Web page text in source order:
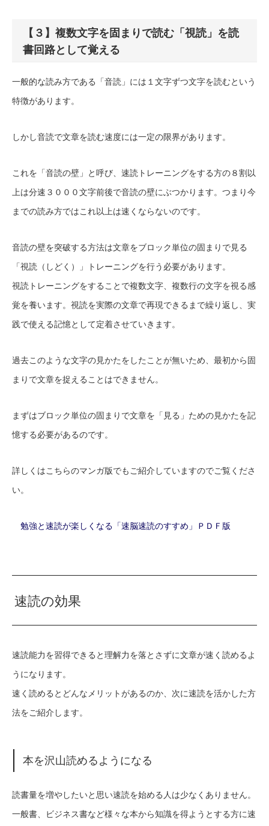
【３】複数文字を固まりで読む「視読」を読
書回路として覚える
一般的な読み方である「音読」には１文字ずつ文字を読むという
特徴があります。
しかし音読で文章を読む速度には一定の限界があります。
これを「音読の壁」と呼び、速読トレーニングをする方の８割以
上は分速３０００文字前後で音読の壁にぶつかります。つまり今
までの読み方ではこれ以上は速くならないのです。
音読の壁を突破する方法は文章をブロック単位の固まりで見る
「視読（しどく）」トレーニングを行う必要があります。
視読トレーニングをすることで複数文字、複数行の文字を視る感
覚を養います。視読を実際の文章で再現できるまで繰り返し、実
践で使える記憶として定着させていきます。
過去このような文字の見かたをしたことが無いため、最初から固
まりで文章を捉えることはできません。
まずはブロック単位の固まりで文章を「見る」ための見かたを記
憶する必要があるのです。
詳しくはこちらのマンガ版でもご紹介していますのでご覧くださ
い。
勉強と速読が楽しくなる「速脳速読のすすめ」ＰＤＦ版
速読の効果
速読能力を習得できると理解力を落とさずに文章が速く読めるよ
うになります。
速く読めるとどんなメリットがあるのか、次に速読を活かした方
法をご紹介します。
本を沢山読めるようになる
読書量を増やしたいと思い速読を始める人は少なくありません。
一般書、ビジネス書など様々な本から知識を得ようとする方に速